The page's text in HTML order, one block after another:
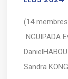
(14
NGUIPADA
Sandra